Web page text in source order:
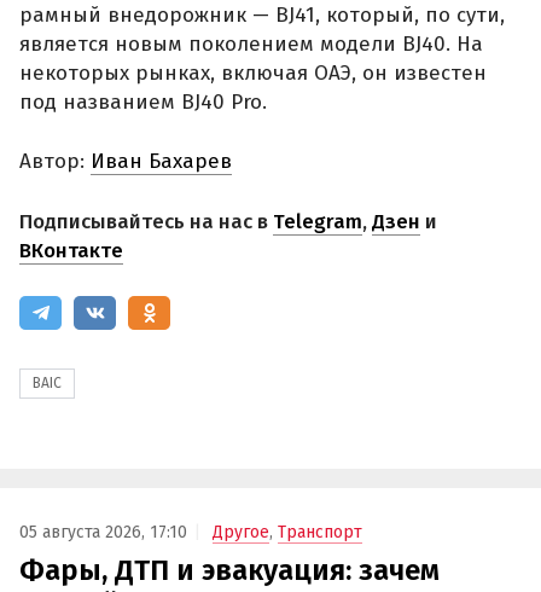
рамный внедорожник — BJ41, который, по сути,
является новым поколением модели BJ40. На
некоторых рынках, включая ОАЭ, он известен
под названием BJ40 Pro.
Автор: Иван Бахарев
Подписывайтесь на нас в Telegram,Дзен и
ВКонтакте
BAIC
05 августа 2026, 17:10 Другое, Транспорт
Фары, ДТП и эвакуация: зачем